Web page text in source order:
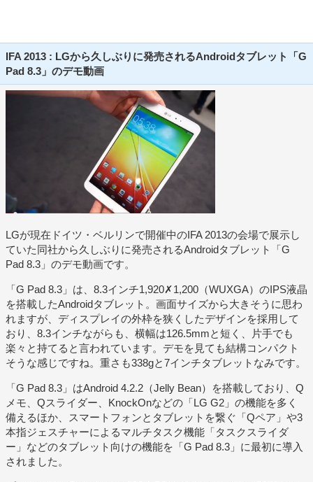
IFA 2013 : LGから久しぶりに発売されるAndroidタブレット「G
Pad 8.3」のデモ動画
LGが現在ドイツ・ベルリンで開催中のIFA 2013の会場で展示し
ていた同社から久しぶりに発売されるAndroidタブレット「G
Pad 8.3」のデモ動画です。
「G Pad 8.3」は、8.3インチ1,920✗1,200（WUXGA）のIPS液晶
を搭載したAndroidタブレット。画面サイズから大きそうに思わ
れますが、ディスプレイの外枠を狭くしたデザインを採用して
おり、8.3インチながらも、横幅は126.5mmと短く、片手でも
楽々と持てると言われています。デモを見ても結構コンパクト
そうな感じですね。重さも338gと7インチタブレットなみです。
「G Pad 8.3」はAndroid 4.2.2（Jelly Bean）を搭載しており、Q
メモ、Qスライダー、KnockOnなどの「LG G2」の機能を多く
備えるほか、スマートフォンとタブレットを繋ぐ「Qペア」や3
本指ジェスチャーによるマルチタスク機能「タスクスライダ
ー」などのタブレット向けの機能を「G Pad 8.3」に最初に導入
されました。